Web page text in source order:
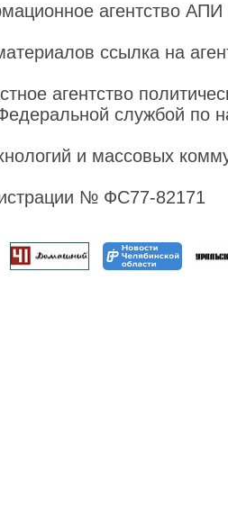
агентство
ссылка на
агентство
службой по
и массовых
№ ФС77-82171